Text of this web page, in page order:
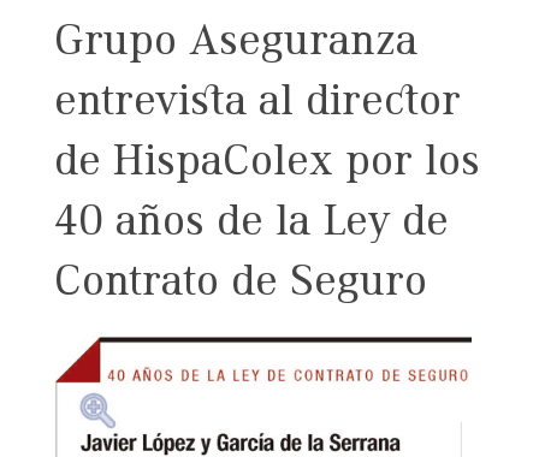
Grupo Aseguranza
entrevista al director
de HispaColex por los
40 años de la Ley de
Contrato de Seguro